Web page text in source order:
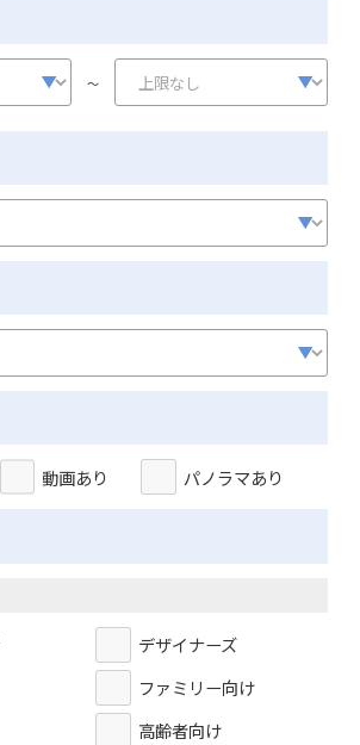
～
動画あり パノラマあり
デザイナーズ
ファミリー向け
高齢者向け